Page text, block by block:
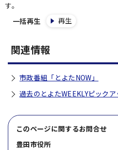
す｡
一括再生
再生
関連情報
市政番組「とよたNOW」
過去のとよたWEEKLYピックア
このページに関するお問合せ
豊田市役所